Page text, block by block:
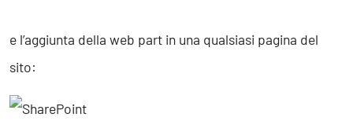
e l’aggiunta della web part in una qualsiasi pagina del
sito: